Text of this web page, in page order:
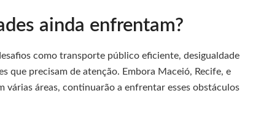
ainda enfrentam?
como transporte público eficiente, desigualdade
que precisam de atenção. Embora Maceió, Recife, e
várias áreas, continuarão a enfrentar esses obstáculos